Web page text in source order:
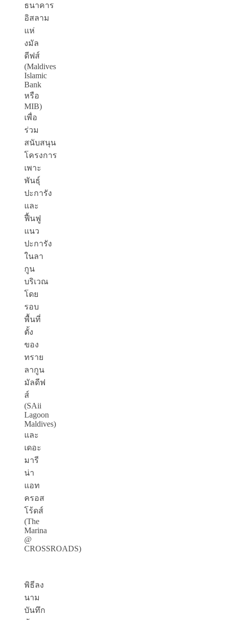
ธนาคาร
อิสลาม
แห่
งมัล
ดีฟส์
(Maldives
Islamic
Bank
หรือ
MIB)
เพื่อ
ร่วม
สนับสนุน
โครงการ
เพาะ
พันธุ์
ปะการัง
และ
ฟื้นฟู
แนว
ปะการัง
ในลา
กูน
บริเวณ
โดย
รอบ
พื้นที่
ตั้ง
ของ
ทราย
ลากูน
มัลดีฟ
ส์
(SAii
Lagoon
Maldives)
และ
เดอะ
มารี
น่า
แอท
ครอส
โร้ดส์
(The
Marina
@
CROSSROADS)
พิธีลง
นาม
บันทึก